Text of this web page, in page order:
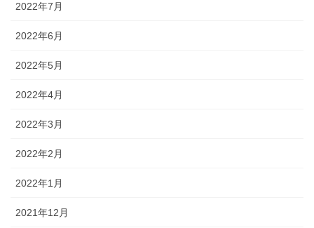
2022年7月
2022年6月
2022年5月
2022年4月
2022年3月
2022年2月
2022年1月
2021年12月